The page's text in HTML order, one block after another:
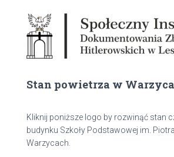
Stan powietrza w
Kliknij poniższe logo by rozwinąć stan
budynku Szkoły Podstawowej im.
Warzycach.